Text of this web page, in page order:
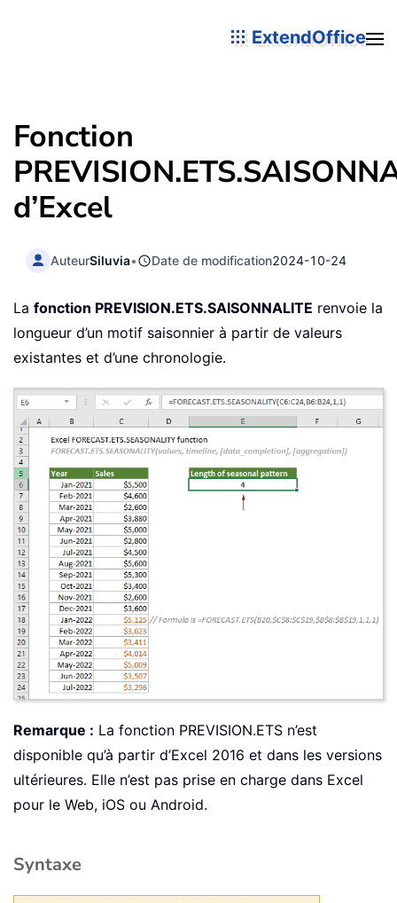
ExtendOffice
Fonction
d’Excel
AuteurSiluvia• Date de modification2024-10-24
La fonction PREVISION.ETS.SAISONNALITE renvoie la
longueur d’un motif saisonnier à partir de valeurs
existantes et d’une chronologie.
Remarque : La fonction PREVISION.ETS n’est
disponible qu’à partir d’Excel 2016 et dans les versions
ultérieures. Elle n’est pas prise en charge dans Excel
pour le Web, iOS ou Android.
Syntaxe